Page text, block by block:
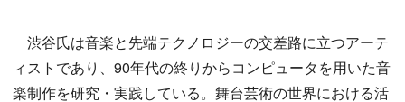
渋谷氏は音楽と先端テクノロジーの交差路に立つアーテ
ィストであり、90年代の終りからコンピュータを用いた音
楽制作を研究・実践している。舞台芸術の世界における活